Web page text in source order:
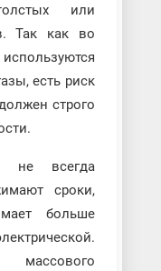
или
Так как во
есть риск
строго
не всегда
сроки,
больше